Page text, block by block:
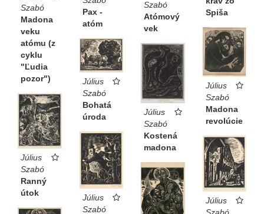
Szabó
Madona
veku
atómu (z
cyklu
"Ľudia
pozor")
Pax -
atóm
Szabó
Atómový
vek
Spiša
Július
Szabó
Madona
revolúcie
Július
Szabó
Bohatá
úroda
Július
Szabó
Kostená
madona
Július
Szabó
Ranný
útok
Július
Szabó
Július